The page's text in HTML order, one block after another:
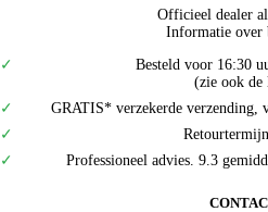
Officieel dealer
Informatie over
Besteld voor 16:30
(zie ook de
GRATIS* verzekerde verzending,
Professioneel advies. 9.3